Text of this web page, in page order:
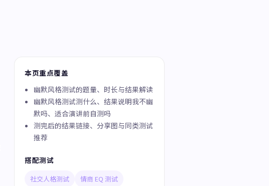
本页重点覆盖
幽默风格测试的题量、时长与结果解读
幽默风格测试测什么、结果说明我不幽
默吗、适合演讲前自测吗
测完后的结果链接、分享图与同类测试
推荐
搭配测试
社交人格测试
情商 EQ 测试